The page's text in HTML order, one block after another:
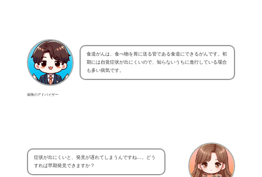
保険のアドバイザー
食道がんは、食べ物を胃に送る管である食道にできるがんです。初
期には自覚症状が出にくいので、知らないうちに進行している場合
も多い病気です。
症状が出にくいと、発見が遅れてしまうんですね…。どう
すれば早期発見できますか？